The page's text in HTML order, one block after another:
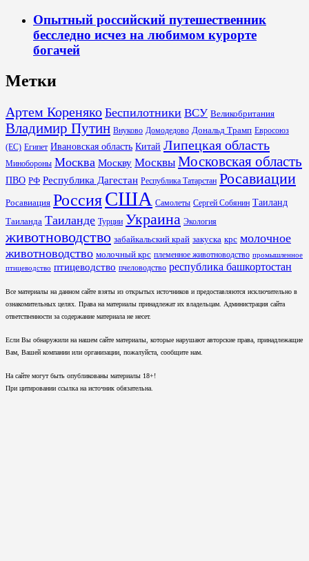
Опытный российский путешественник
бесследно исчез на любимом курорте
богачей
Метки
Артем Кореняко Беспилотники ВСУ Великобритания
Владимир Путин Внуково Домодедово Дональд Трамп Евросоюз
(ЕС) Египет Ивановская область Китай Липецкая область
Минобороны Москва Москву Москвы Московская область
ПВО РФ Республика Дагестан Республика Татарстан Росавиации
Росавиация РоссияСША Самолеты Сергей Собянин Таиланд
Таиланда Таиланде Турции Украина Экология
животноводство забайкальский край закуска крс молочное
животноводство молочный крс племенное животноводство промышленное
птицеводство птицеводство пчеловодство республика башкортостан
Все материалы на данном сайте взяты из открытых источников и предоставляются исключительно в
ознакомительных целях. Права на материалы принадлежат их владельцам. Администрация сайта
ответственности за содержание материала не несет.
Если Вы обнаружили на нашем сайте материалы, которые нарушают авторские права, принадлежащие
Вам, Вашей компании или организации, пожалуйста, сообщите нам.
На сайте могут быть опубликованы материалы 18+!
При цитировании ссылка на источник обязательна.